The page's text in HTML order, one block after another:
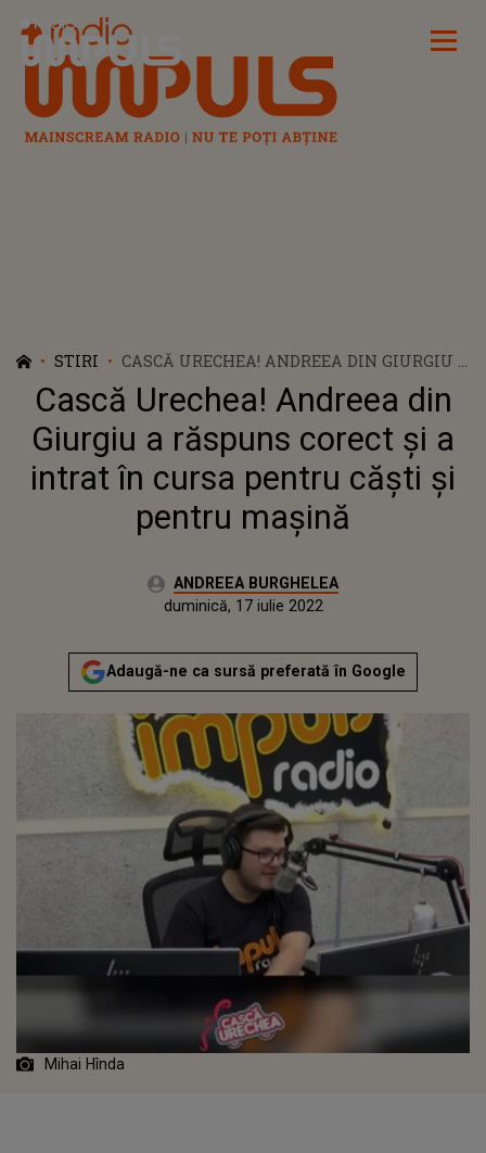
Radio Impuls
STIRI
CASCĂ URECHEA! ANDREEA DIN GIURGIU A
RĂSPUNS CORECT ȘI A INTRAT ÎN CURSA
PENTRU CĂȘTI ȘI PENTRU MAȘINĂ
Cască Urechea! Andreea din
Giurgiu a răspuns corect și a
intrat în cursa pentru căști și
pentru mașină
Autor:ANDREEA BURGHELEA
joi, 10 decembrie 2020Actualizat:
duminică, 17 iulie 2022
Adaugă-ne ca sursă preferată în Google
Mihai Hînda